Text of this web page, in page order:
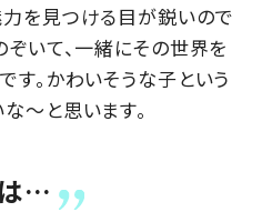
を見つける目が鋭いので
ぞいて、一緒にその世界を
す。かわいそうな子という
～と思います。
…